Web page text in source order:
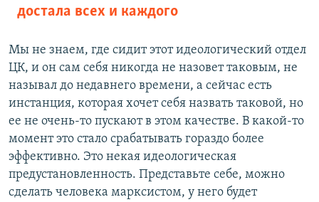
достала всех и каждого
Мы не знаем, где сидит этот идеологический отдел
ЦК, и он сам себя никогда не назовет таковым, не
называл до недавнего времени, а сейчас есть
инстанция, которая хочет себя назвать таковой, но
ее не очень-то пускают в этом качестве. В какой-то
момент это стало срабатывать гораздо более
эффективно. Это некая идеологическая
предустановленность. Представьте себе, можно
сделать человека марксистом, у него будет